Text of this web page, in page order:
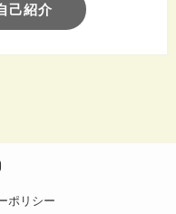
己紹介
ポリシー